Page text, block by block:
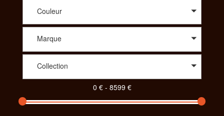
Couleur
Marque
Collection